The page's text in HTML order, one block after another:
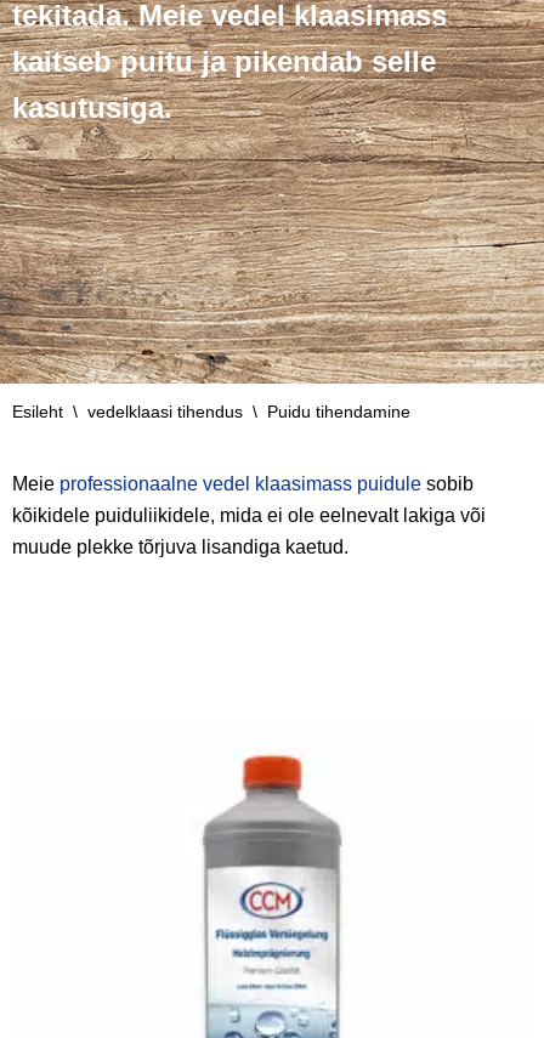
tekitada. Meie vedel klaasimass
kaitseb puitu ja pikendab selle
kasutusiga.
Esileht \ vedelklaasi tihendus \ Puidu tihendamine
Meie professionaalne vedel klaasimass puidule sobib
kõikidele puiduliikidele, mida ei ole eelnevalt lakiga või
muude plekke tõrjuva lisandiga kaetud.